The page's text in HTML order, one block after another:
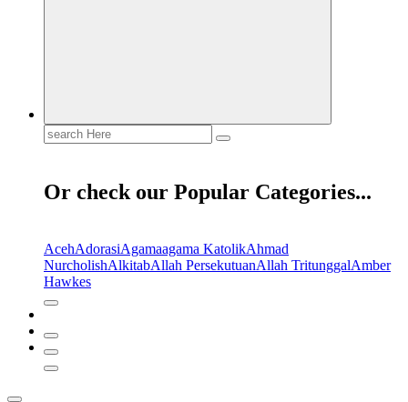
Search
for:
Or check our Popular Categories...
AcehAdorasiAgamaagama KatolikAhmad
NurcholishAlkitabAllah PersekutuanAllah TritunggalAmber
Hawkes